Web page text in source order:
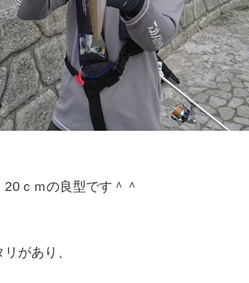
ｃｍの良型です＾＾
があり、